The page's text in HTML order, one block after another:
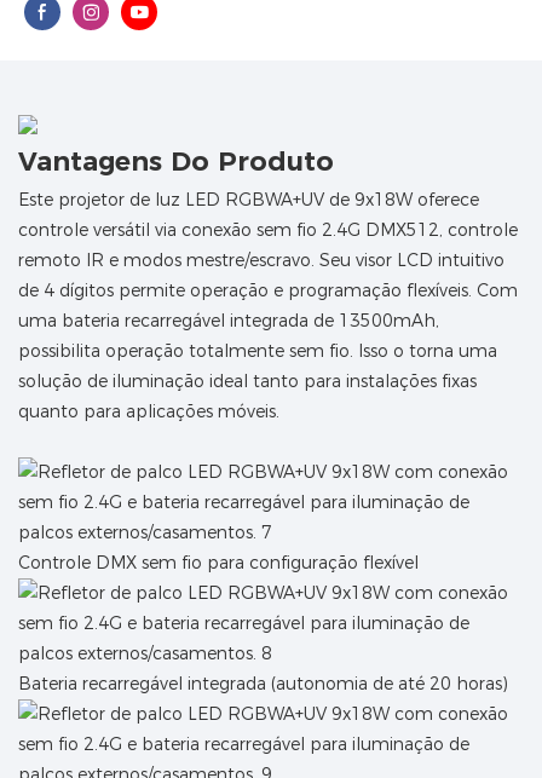
Vantagens Do Produto
Este projetor de luz LED RGBWA+UV de 9x18W oferece
controle versátil via conexão sem fio 2.4G DMX512, controle
remoto IR e modos mestre/escravo. Seu visor LCD intuitivo
de 4 dígitos permite operação e programação flexíveis. Com
uma bateria recarregável integrada de 13500mAh,
possibilita operação totalmente sem fio. Isso o torna uma
solução de iluminação ideal tanto para instalações fixas
quanto para aplicações móveis.
Controle DMX sem fio para configuração flexível
Bateria recarregável integrada (autonomia de até 20 horas)